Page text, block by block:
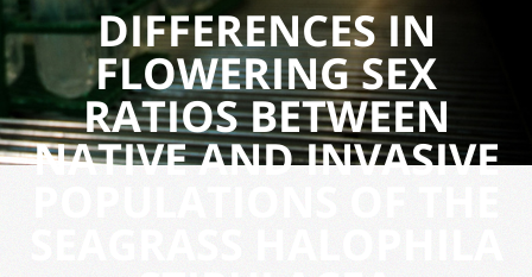
DIFFERENCES IN
FLOWERING SEX
RATIOS BETWEEN
NATIVE AND INVASIVE